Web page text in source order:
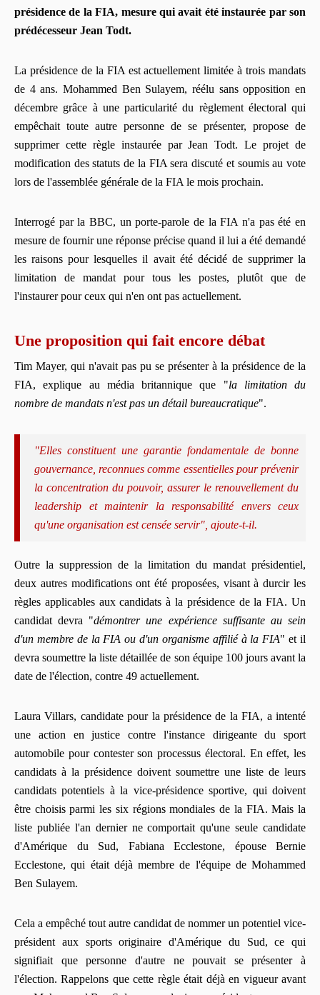
présidence de la FIA, mesure qui avait été instaurée par son
prédécesseur Jean Todt.
La présidence de la FIA est actuellement limitée à trois mandats
de 4 ans. Mohammed Ben Sulayem, réélu sans opposition en
décembre grâce à une particularité du règlement électoral qui
empêchait toute autre personne de se présenter, propose de
supprimer cette règle instaurée par Jean Todt. Le projet de
modification des statuts de la FIA sera discuté et soumis au vote
lors de l'assemblée générale de la FIA le mois prochain.
Interrogé par la BBC, un porte-parole de la FIA n'a pas été en
mesure de fournir une réponse précise quand il lui a été demandé
les raisons pour lesquelles il avait été décidé de supprimer la
limitation de mandat pour tous les postes, plutôt que de
l'instaurer pour ceux qui n'en ont pas actuellement.
Une proposition qui fait encore débat
Tim Mayer, qui n'avait pas pu se présenter à la présidence de la
FIA, explique au média britannique que "la limitation du
nombre de mandats n'est pas un détail bureaucratique".
"Elles constituent une garantie fondamentale de bonne
gouvernance, reconnues comme essentielles pour prévenir
la concentration du pouvoir, assurer le renouvellement du
leadership et maintenir la responsabilité envers ceux
qu'une organisation est censée servir", ajoute-t-il.
Outre la suppression de la limitation du mandat présidentiel,
deux autres modifications ont été proposées, visant à durcir les
règles applicables aux candidats à la présidence de la FIA. Un
candidat devra "démontrer une expérience suffisante au sein
d'un membre de la FIA ou d'un organisme affilié à la FIA" et il
devra soumettrela liste détaillée de son équipe 100 jours avant la
date de l'élection, contre 49 actuellement.
Laura Villars, candidate pour la présidence de la FIA, a intenté
une action en justice contre l'instance dirigeante du sport
automobile pour contester son processus électoral. En effet, les
candidats à la présidence doivent soumettre une liste de leurs
candidats potentiels à la vice-présidence sportive, qui doivent
être choisis parmi les six régions mondiales de la FIA.Mais la
liste publiée l'an dernier ne comportait qu'une seule candidate
d'Amérique du Sud, Fabiana Ecclestone, épouse Bernie
Ecclestone, qui était déjà membre de l'équipe de Mohammed
Ben Sulayem.
Cela a empêché tout autre candidat de nommer un potentiel vice-
président aux sports originaire d'Amérique du Sud, ce qui
signifiait que personne d'autre ne pouvait se présenter à
l'élection. Rappelons que cette règle était déjà en vigueur avant